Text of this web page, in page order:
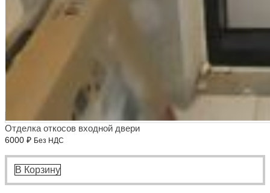
Отделка откосов входной двери
6000 ₽ Без НДС
В Корзину